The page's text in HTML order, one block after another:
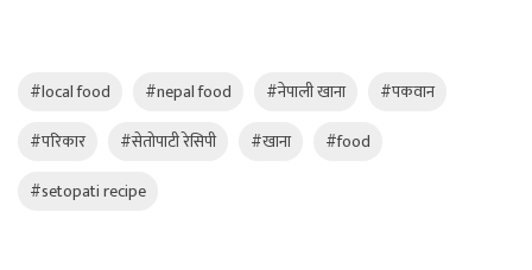
#local food #nepal food #नेपाली खाना
#पकवान
#परिकार
#सेतोपाटी रेसिपी #खाना
#food
#setopati recipe